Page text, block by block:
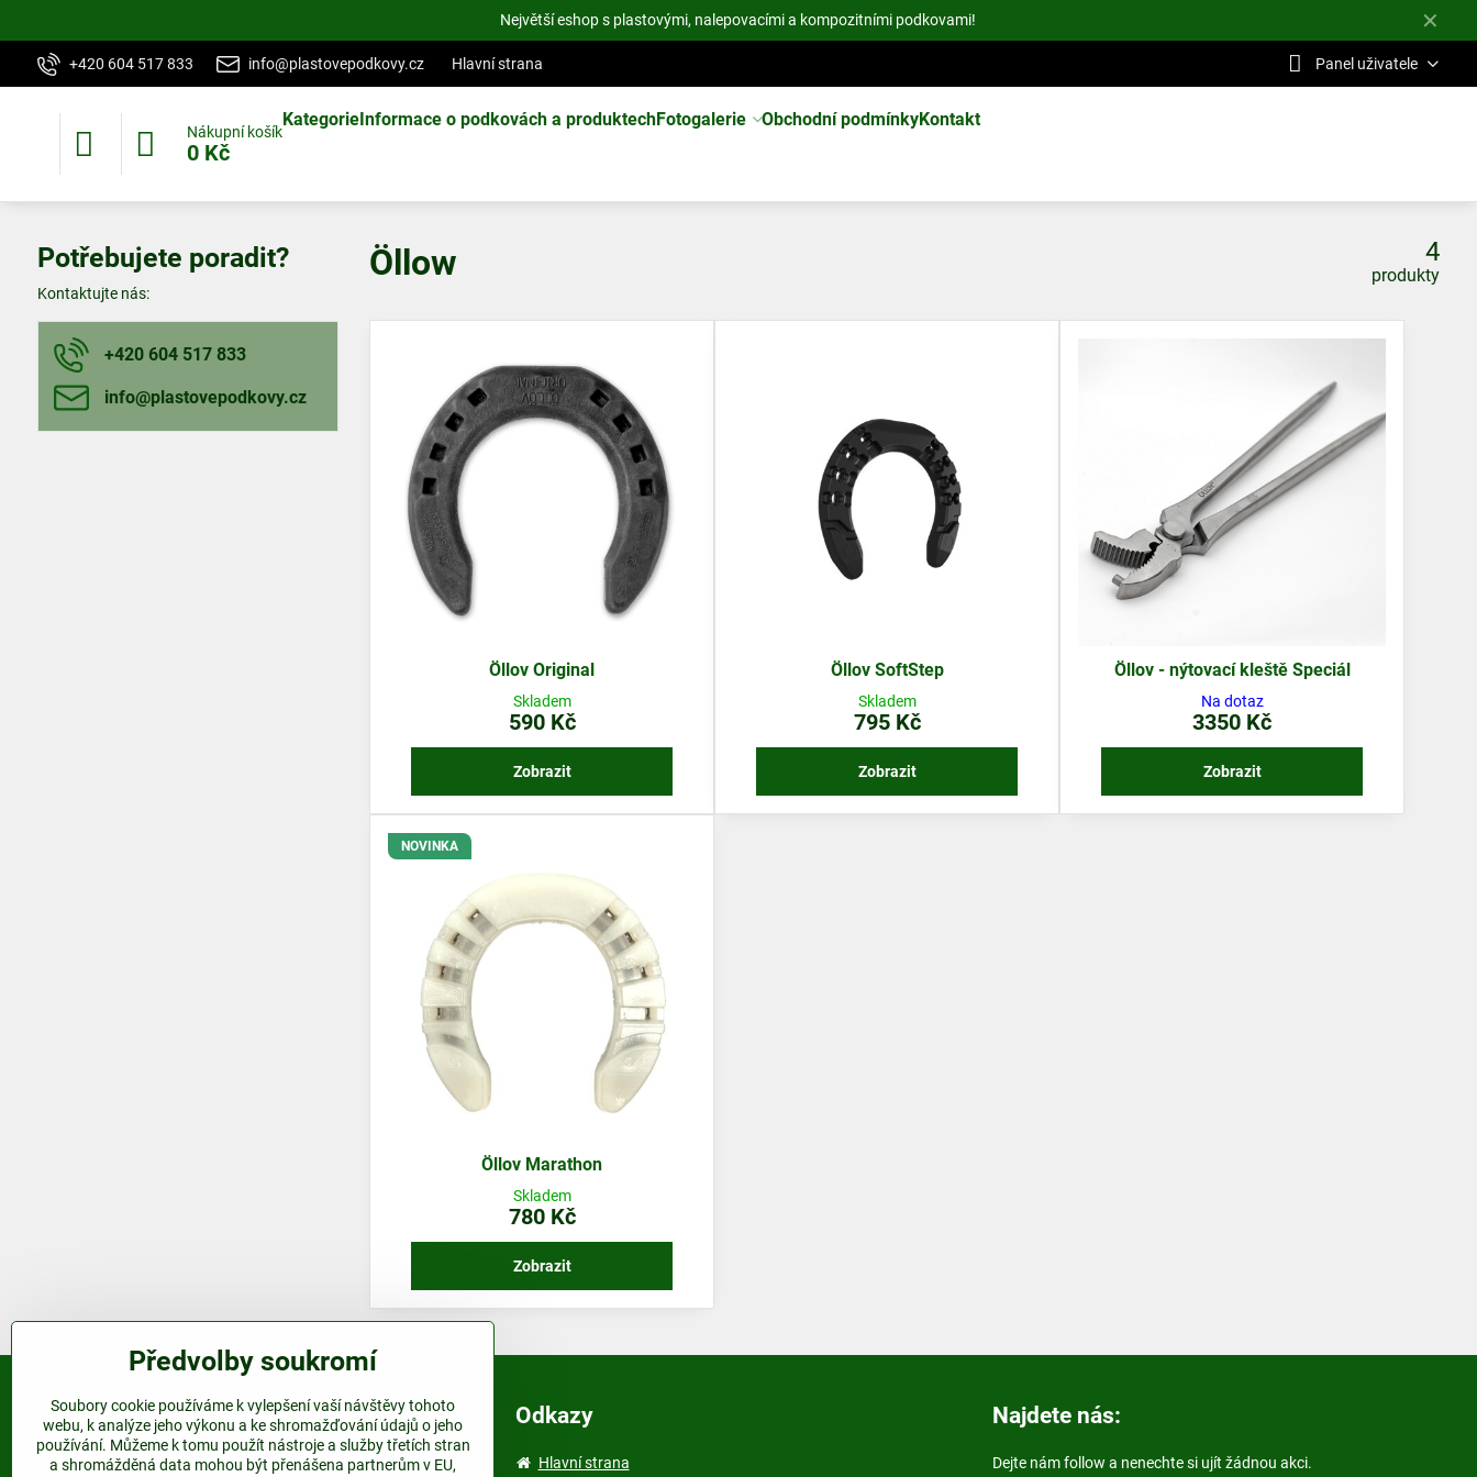
✕
Největší eshop s plastovými, nalepovacími a kompozitními podkovami!
+420 604 517 833 info@plastovepodkovy.cz Hlavní strana Panel uživatele
Nákupní košík
0 Kč
KategorieInformace o podkovách a produktechFotogalerie Obchodní podmínkyKontakt
Öllow 4
produkty
Öllov Original
Skladem
590 Kč
Zobrazit
Öllov SoftStep
Skladem
795 Kč
Zobrazit
Öllov - nýtovací kleště Speciál
Na dotaz
3350 Kč
Zobrazit
NOVINKA
Öllov Marathon
Skladem
780 Kč
Zobrazit
Potřebujete poradit?
Kontaktujte nás:
+420 604 517 833
info​@plastovepodkovy​.cz
Kontakt
www.plastovepodkovy.cz
Odkazy
Hlavní strana
Najdete nás:
Dejte nám follow a nenechte si ujít žádnou akci.
Předvolby soukromí
Soubory cookie používáme k vylepšení vaší návštěvy tohoto
webu, k analýze jeho výkonu a ke shromažďování údajů o jeho
používání. Můžeme k tomu použít nástroje a služby třetích stran
a shromážděná data mohou být přenášena partnerům v EU,